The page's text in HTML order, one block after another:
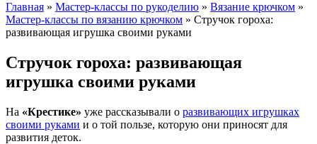
Главная » Мастер-классы по рукоделию » Вязание крючком »
Мастер-классы по вязанию крючком » Стручок гороха:
pазвивающая игрушка своими руками
Стручок гороха: pазвивающая
игрушка своими руками
На «Крестике» уже рассказывали о развивающих игрушках
своими руками и о той пользе, которую они приносят для
развития деток.